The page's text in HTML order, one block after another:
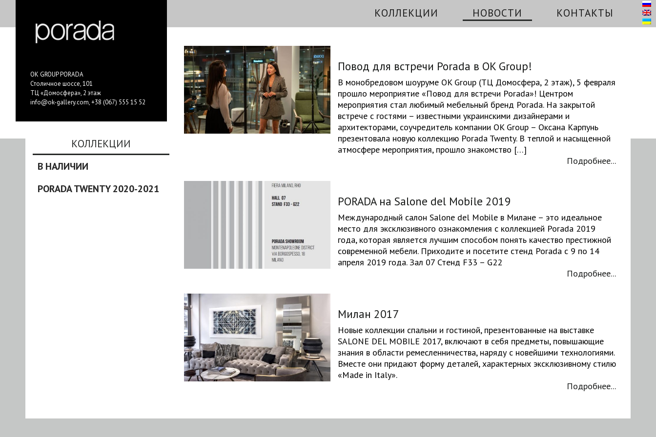
OK GROUP PORADA
Столичное шоссе, 101
ТЦ «Домосфера», 2 этаж
info@ok-gallery.com,+38 (067) 555 15 52
КОЛЛЕКЦИИ НОВОСТИ КОНТАКТЫ
КОЛЛЕКЦИИ
В НАЛИЧИИ
PORADA TWENTY 2020-2021
Повод для встречи Porada в OK Group!
В монобредовом шоуруме OK Group (ТЦ Домосфера, 2 этаж), 5 февраля
прошло мероприятие «Повод для встречи Porada»! Центром
мероприятия стал любимый мебельный бренд Porada. На закрытой
встрече с гостями – известными украинскими дизайнерами и
архитекторами, соучредитель компании OK Group – Оксана Карпунь
презентовала новую коллекцию Porada Twenty. В теплой и насыщенной
атмосфере мероприятия, прошло знакомство […]
Подробнее...
PORADA на Salone del Mobile 2019
Международный салон Salone del Mobile в Милане – это идеальное
место для эксклюзивного ознакомления с коллекцией Porada 2019
года, которая является лучшим способом понять качество престижной
современной мебели. Приходите и посетите стенд Porada с 9 по 14
апреля 2019 года. Зал 07 Стенд F33 – G22
Подробнее...
Милан 2017
Новые коллекции спальни и гостиной, презентованные на выставке
SALONE DEL MOBILE 2017, включают в себя предметы, повышающие
знания в области ремесленничества, наряду с новейшими технологиями.
Вместе они придают форму деталей, характерных эксклюзивному стилю
«Made in Italy».
Подробнее...